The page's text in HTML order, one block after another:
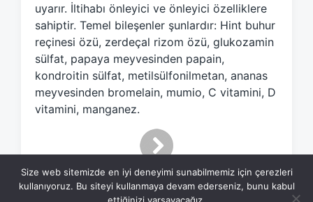
uyarır. İltihabı önleyici ve önleyici özelliklere
sahiptir. Temel bileşenler şunlardır: Hint buhur
reçinesi özü, zerdeçal rizom özü, glukozamin
sülfat, papaya meyvesinden papain,
kondroitin sülfat, metilsülfonilmetan, ananas
meyvesinden bromelain, mumio, C vitamini, D
vitamini, manganez.
Size web sitemizde en iyi deneyimi sunabilmemiz için çerezleri
kullanıyoruz. Bu siteyi kullanmaya devam ederseniz, bunu kabul